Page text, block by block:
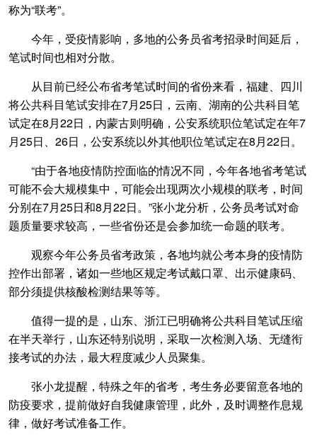
称为“联考”。
今年，受疫情影响，多地的公务员省考招录时间延后，
笔试时间也相对分散。
从目前已经公布省考笔试时间的省份来看，福建、四川
将公共科目笔试安排在7月25日，云南、湖南的公共科目笔
试定在8月22日，内蒙古则明确，公安系统职位笔试定在年7
月25日、26日，公安系统以外其他职位笔试定在8月22日。
“由于各地疫情防控面临的情况不同，今年各地省考笔试
可能不会大规模集中，可能会出现两次小规模的联考，时间
分别在7月25日和8月22日。”张小龙分析，公务员考试对命
题质量要求较高，一些省份还是会参加统一命题的联考。
观察今年公务员省考政策，各地均就公考本身的疫情防
控作出部署，诸如一些地区规定考试戴口罩、出示健康码、
部分须提供核酸检测结果等等。
值得一提的是，山东、浙江已明确将公共科目笔试压缩
在半天举行，山东还特别说明，采取一次检测入场、无缝衔
接考试的办法，最大程度减少人员聚集。
张小龙提醒，特殊之年的省考，考生务必要留意各地的
防疫要求，提前做好自我健康管理，此外，及时调整作息规
律，做好考试准备工作。